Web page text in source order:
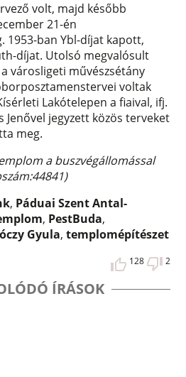
volt, majd később
21-én
1953-ban Ybl-díjat kapott,
díjat. Utolsó megvalósult
városligeti művészsétány
voltak
Lakótelepen a fiaival, ifj.
Jenővel jegyzett közös terveket
meg.
a buszvégállomással
, Páduai Szent Antal-
, PestBuda,
Gyula,templomépítészet
128 2
ÍRÁSOK